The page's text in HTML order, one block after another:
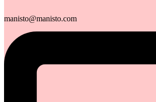
manisto@manisto.com